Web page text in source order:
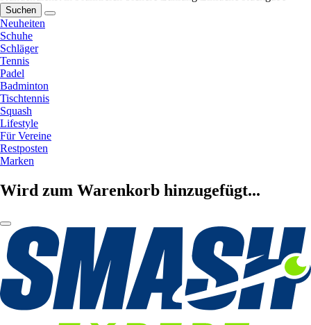
Suchen
Neuheiten
Schuhe
Schläger
Tennis
Padel
Badminton
Tischtennis
Squash
Lifestyle
Für Vereine
Restposten
Marken
Wird zum Warenkorb hinzugefügt...